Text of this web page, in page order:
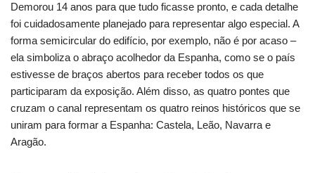
Demorou 14 anos para que tudo ficasse pronto, e cada detalhe
foi cuidadosamente planejado para representar algo especial. A
forma semicircular do edifício, por exemplo, não é por acaso –
ela simboliza o abraço acolhedor da Espanha, como se o país
estivesse de braços abertos para receber todos os que
participaram da exposição. Além disso, as quatro pontes que
cruzam o canal representam os quatro reinos históricos que se
uniram para formar a Espanha: Castela, Leão, Navarra e
Aragão.